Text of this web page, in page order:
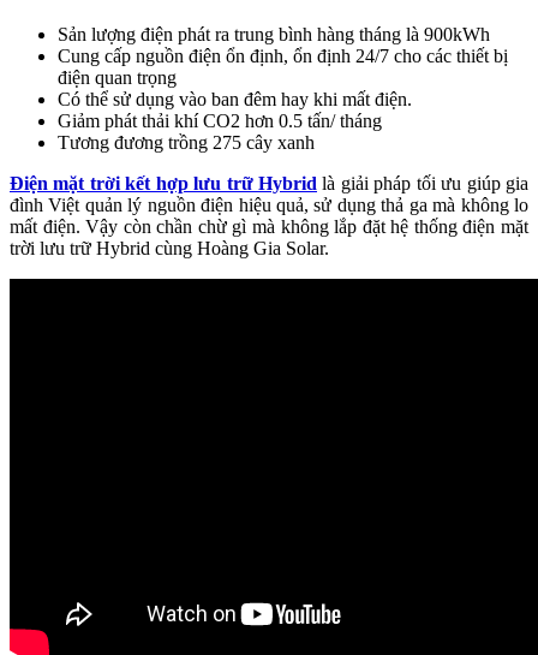
Sản lượng điện phát ra trung bình hàng tháng là 900kWh
Cung cấp nguồn điện ổn định, ổn định 24/7 cho các thiết bị
điện quan trọng
Có thể sử dụng vào ban đêm hay khi mất điện.
Giảm phát thải khí CO2 hơn 0.5 tấn/ tháng
Tương đương trồng 275 cây xanh
Điện mặt trời kết hợp lưu trữ Hybrid là giải pháp tối ưu giúp gia
đình Việt quản lý nguồn điện hiệu quả, sử dụng thả ga mà không lo
mất điện. Vậy còn chần chừ gì mà không lắp đặt hệ thống điện mặt
trời lưu trữ Hybrid cùng Hoàng Gia Solar.